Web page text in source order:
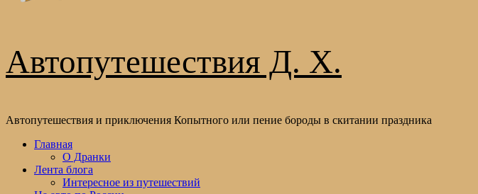
Автопутешествия Д. Х.
Автопутешествия и приключения Копытного или пение бороды в скитании праздника
ОсновноеГлавная
О Дранки
Лента блога
Интересное из путешествий